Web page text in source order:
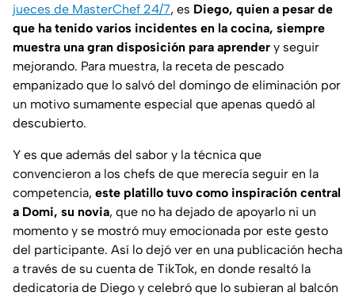
jueces de MasterChef 24/7, es Diego, quien a pesar de
que ha tenido varios incidentes en la cocina, siempre
muestra una gran disposición para aprender y seguir
mejorando. Para muestra, la receta de pescado
empanizado que lo salvó del domingo de eliminación por
un motivo sumamente especial que apenas quedó al
descubierto.
Y es que además del sabor y la técnica que
convencieron a los chefs de que merecía seguir en la
competencia, este platillo tuvo como inspiración central
a Domi, su novia, que no ha dejado de apoyarlo ni un
momento y se mostró muy emocionada por este gesto
del participante. Así lo dejó ver en una publicación hecha
a través de su cuenta de TikTok, en donde resaltó la
dedicatoria de Diego y celebró que lo subieran al balcón